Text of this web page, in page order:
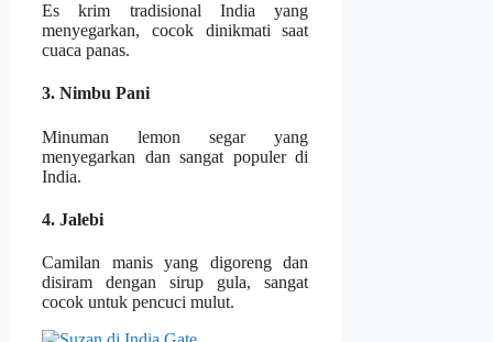
Es krim tradisional India yang
menyegarkan, cocok dinikmati saat
cuaca panas.
3. Nimbu Pani
Minuman lemon segar yang
menyegarkan dan sangat populer di
India.
4. Jalebi
Camilan manis yang digoreng dan
disiram dengan sirup gula, sangat
cocok untuk pencuci mulut.